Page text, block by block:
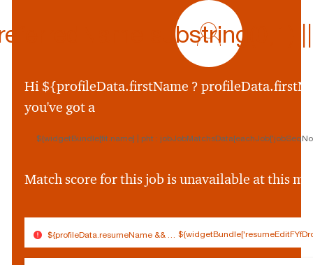
profile
icon
${preferredName
&&
Hi ${profileData.firstName ?
you've got a
${widgetBundle[fit.name] | pht :
Match score for this job is unavailable at this
${profileData.resumeName &&